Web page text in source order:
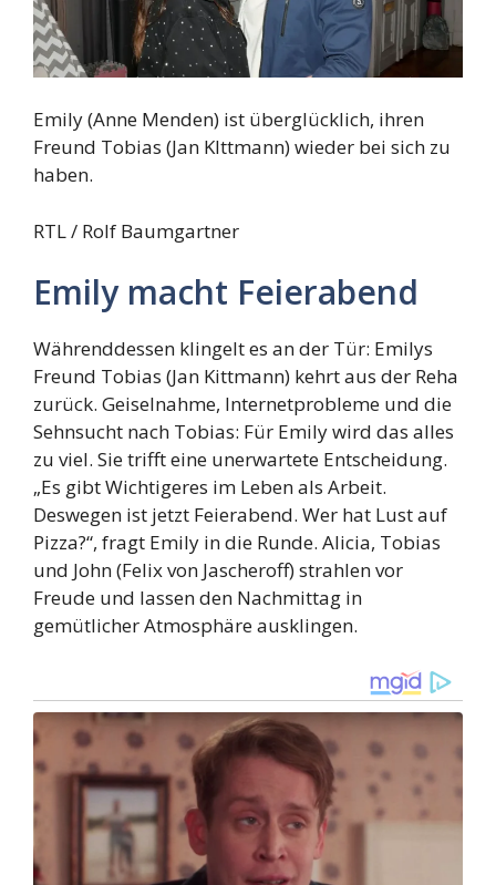
Emily (Anne Menden) ist überglücklich, ihren
Freund Tobias (Jan KIttmann) wieder bei sich zu
haben.
RTL / Rolf Baumgartner
Emily macht Feierabend
Währenddessen klingelt es an der Tür: Emilys
Freund Tobias (Jan Kittmann) kehrt aus der Reha
zurück. Geiselnahme, Internetprobleme und die
Sehnsucht nach Tobias: Für Emily wird das alles
zu viel. Sie trifft eine unerwartete Entscheidung.
„Es gibt Wichtigeres im Leben als Arbeit.
Deswegen ist jetzt Feierabend. Wer hat Lust auf
Pizza?“, fragt Emily in die Runde. Alicia, Tobias
und John (Felix von Jascheroff) strahlen vor
Freude und lassen den Nachmittag in
gemütlicher Atmosphäre ausklingen.